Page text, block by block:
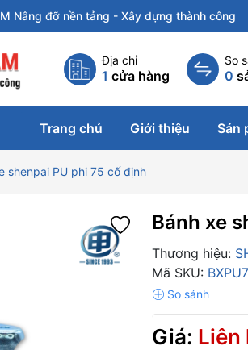
Nâng đỡ nền tảng - Xây dựng thành công
Địa chỉ
1 cửa hàng
So
0
Trang chủ Giới thiệu Sản
shenpai PU phi 75 cố định
Bánh xe
Thương hiệu:
Mã SKU:
Giá: Liên